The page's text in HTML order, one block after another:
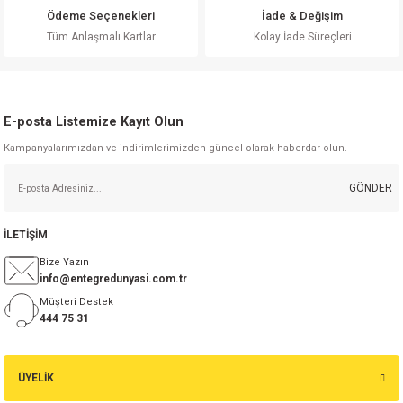
Ödeme Seçenekleri
Tüm Anlaşmalı Kartlar
İade & Değişim
Kolay İade Süreçleri
E-posta Listemize Kayıt Olun
Kampanyalarımızdan ve indirimlerimizden güncel olarak haberdar olun.
GÖNDER
ÜYELİK
İLETİŞİM
Bize Yazın
info@entegredunyasi.com.tr
Müşteri Destek
444 75 31